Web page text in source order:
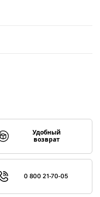
Удобный
возврат
0 800 21-70-05